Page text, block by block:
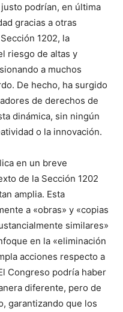
podrían, en última
gracias a otras
1202, la
riesgo de altas y
a muchos
De hecho, ha surgido
de derechos de
dinámica, sin ningún
o la innovación.
en un breve
de la Sección 1202
amplia. Esta
a «obras» y «copias
similares»
en la «eliminación
acciones respecto a
Congreso podría haber
diferente, pero de
garantizando que los